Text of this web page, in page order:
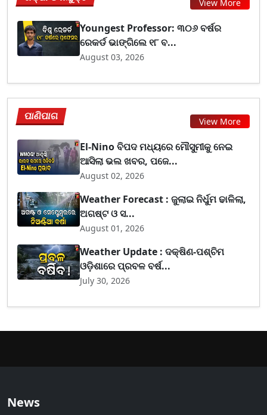
View More
Youngest Professor: ୩୦୬ ବର୍ଷର
ରେକର୍ଡ ଭାଙ୍ଗିଲେ ୧୮ ବ...
August 03, 2026
ପାଣିପାଗ View More
El-Nino ବିପଦ ମଧ୍ୟରେ ମୌସୁମୀକୁ ନେଇ
ଆସିଲା ଭଲ ଖବର, ପଜେ...
August 02, 2026
Weather Forecast : ଜୁଲାଇ ନିର୍ଧୁମ ଢାଳିଲା,
ଅଗଷ୍ଟ ଓ ସ...
August 01, 2026
Weather Update : ଦକ୍ଷିଣ-ପଶ୍ଚିମ
ଓଡ଼ିଶାରେ ପ୍ରବଳ ବର୍ଷ...
July 30, 2026
News